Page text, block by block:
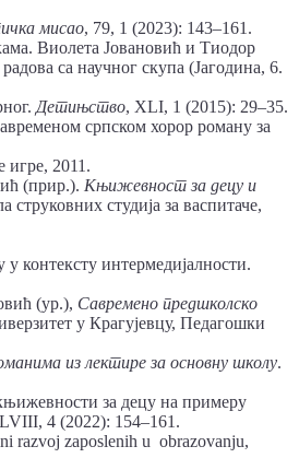
мисао, 79, 1 (2023): 143–161.
Виолета Јовановић и Тиодор
са научног скупа (Јагодина, 6.
Детињство, XLI, 1 (2015): 29–35.
српском хорор роману за
игре, 2011.
(прир.). Књижевност за децу и
студија за васпитаче,
контексту интермедијалности.
(ур.), Савремено предшколско
у Крагујевцу, Педагошки
из лектире за основну школу.
за децу на примеру
4 (2022): 154–161.
razvoj zaposlenih u obrazovanju,